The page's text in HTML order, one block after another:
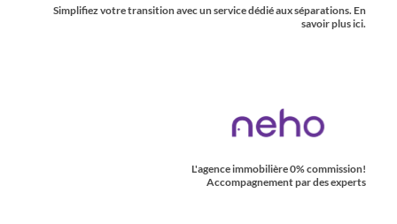
Simplifiez votre transition avec un service dédié aux séparations. En
savoir plus ici.
L'agence immobilière 0% commission!
Accompagnement par des experts